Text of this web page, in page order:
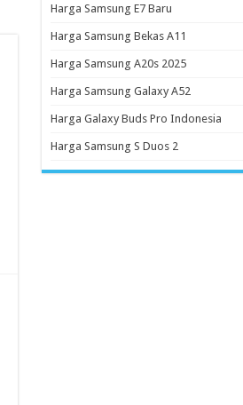
Harga Samsung E7 Baru
Harga Samsung Bekas A11
Harga Samsung A20s 2025
Harga Samsung Galaxy A52
Harga Galaxy Buds Pro Indonesia
Harga Samsung S Duos 2